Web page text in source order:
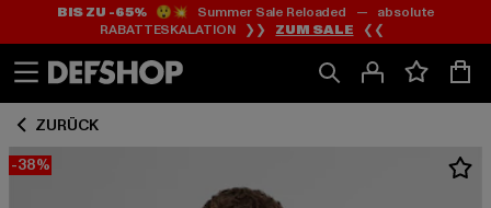
Zum
Inhalt
springen
Zum
Fußzeile
springen
BIS ZU -65%😲💥 Summer Sale Reloaded — absolute
RABATTESKALATION ❯❯ ZUM SALE ❮❮
ZURÜCK
-38%